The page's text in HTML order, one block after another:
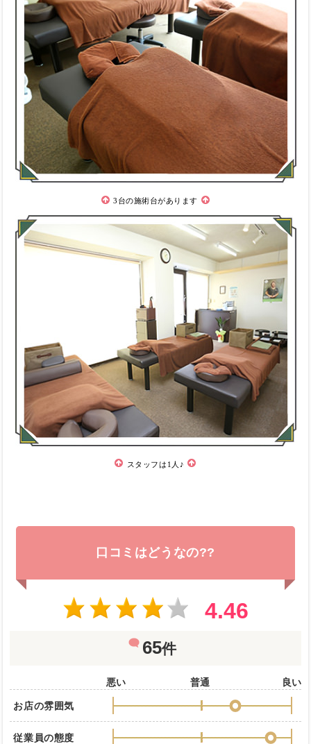
3台の施術台があります
スタッフは1人♪
口コミはどうなの??
4.46
65件
悪い 普通 良い
お店の雰囲気
従業員の態度